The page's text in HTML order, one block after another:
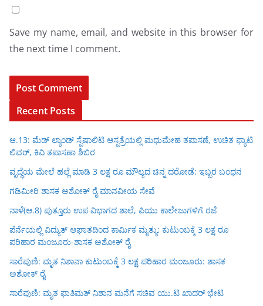
Save my name, email, and website in this browser for
the next time I comment.
Recent Posts
ಆ.13: ಮೆಡ್ ಲ್ಯಾಂಡ್ ಸ್ಪೆಷಾಲಿಟಿ ಆಸ್ಪತ್ರೆಯಲ್ಲಿ ಮಧುಮೇಹ ತಪಾಸಣೆ, ಉಚಿತ ಫ್ಯಾಟಿ
ಲಿವರ್, ಕಿವಿ ತಪಾಸಣಾ ಶಿಬಿರ
ವೃದ್ಧೆಯ ಮೇಲೆ ಹಲ್ಲೆ ಮಾಡಿ 3 ಲಕ್ಷ ರೂ ಮೌಲ್ಯದ ಚಿನ್ನ ದರೋಡೆ: ಇಬ್ಬರ ಬಂಧನ
ಗಡಿಮೀರಿ ಶಾಸಕ ಅಶೋಕ್ ರೈ ಮಾನವೀಯ ಸೇವೆ
ನಾಳೆ(ಆ.8) ಪುತ್ತೂರು ಉಪ ವಿಭಾಗದ ಶಾಲೆ, ಪಿಯು ಕಾಲೇಜುಗಳಿಗೆ ರಜೆ
ಪೆರ್ನೆಯಲ್ಲಿ ವಿದ್ಯುತ್ ಆಘಾತದಿಂದ ಕಾರ್ಮಿಕ ಮೃತ್ಯು: ಕುಟುಂಬಕ್ಕೆ 3 ಲಕ್ಷ ರೂ
ಪರಿಹಾರ ಮಂಜೂರು-ಶಾಸಕ ಅಶೋಕ್ ರೈ
ಸಾರೆಪುಣಿ: ಮೃತ ನಿಶಾನಾ ಕುಟುಂಬಕ್ಕೆ 3 ಲಕ್ಷ ಪರಿಹಾರ ಮಂಜೂರು: ಶಾಸಕ
ಅಶೋಕ್ ರೈ
ಸಾರೆಪುಣಿ: ಮೃತ ಫಾತಿಮತ್ ನಿಶಾನ ಮನೆಗೆ ಸಚಿವ ಯು.ಟಿ ಖಾದರ್ ಭೇಟಿ